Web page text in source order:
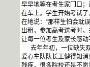
早早地等在考生家门口
在车上。学生开始考试
在地说：“那样生怕会耽
出租，参加高考送考时
让每一位考生及家长感动
去年年初，一位缺失双
爱心车队队长王健得知
残疾，很多院校还是不